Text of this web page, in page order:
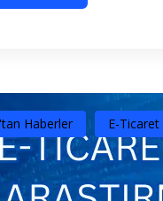
Haberler E-Ticaret